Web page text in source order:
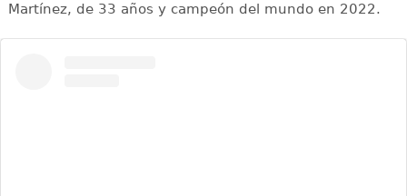
Martínez, de 33 años y campeón del mundo en 2022.